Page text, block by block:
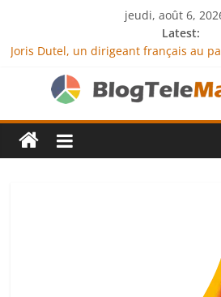
jeudi, août 6,
Latest:
Joris Dutel, un dirigeant français au
Agria Assurance Animaux : comment
démarque-t-elle de la concurrence ?
JCA Academy : l’excellence au service
financière
Denis Bouclon : la diplomatie
Next Terra International : des